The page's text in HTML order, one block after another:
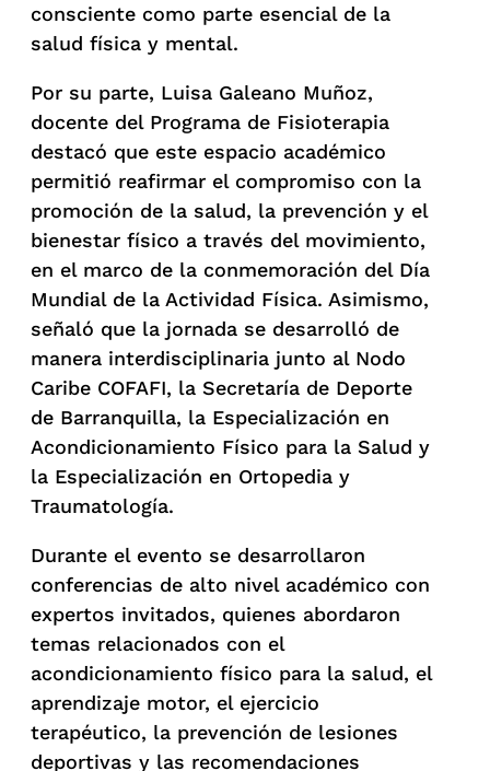
consciente como parte esencial de la
salud física y mental.
Por su parte, Luisa Galeano Muñoz,
docente del Programa de Fisioterapia
destacó que este espacio académico
permitió reafirmar el compromiso con la
promoción de la salud, la prevención y el
bienestar físico a través del movimiento,
en el marco de la conmemoración del Día
Mundial de la Actividad Física. Asimismo,
señaló que la jornada se desarrolló de
manera interdisciplinaria junto al Nodo
Caribe COFAFI, la Secretaría de Deporte
de Barranquilla, la Especialización en
Acondicionamiento Físico para la Salud y
la Especialización en Ortopedia y
Traumatología.
Durante el evento se desarrollaron
conferencias de alto nivel académico con
expertos invitados, quienes abordaron
temas relacionados con el
acondicionamiento físico para la salud, el
aprendizaje motor, el ejercicio
terapéutico, la prevención de lesiones
deportivas y las recomendaciones